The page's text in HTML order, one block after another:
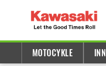
MOTOCYKLE